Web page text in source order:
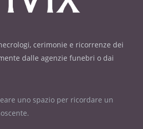
cerimonie e ricorrenze dei
dalle agenzie funebri o dai
uno spazio per ricordare un